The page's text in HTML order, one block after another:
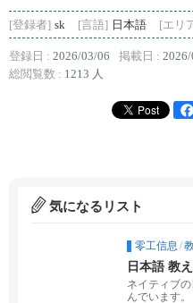
[登録者] sk [言語] 日本語 [エリ
登録日 : 2026/03/06 掲載日 :
総閲覧数 : 1213 人
気になるリスト
零工信息 /
日本語 教
ネイティブ
んでいます